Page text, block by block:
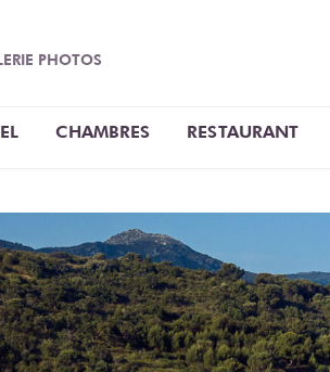
PHOTOS
CHAMBRES RESTAURANT